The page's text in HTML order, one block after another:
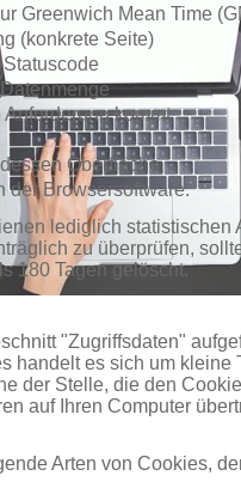
Greenwich Mean Time
(konkrete Seite)
kommt
Oberfläche
der Browsersoftware.
lediglich
zu überprüfen,
180 Tagen gelöscht.
"Zugriffsdaten"
handelt es sich um
der Stelle, die den
auf Ihren Computer
Arten von Cookies,